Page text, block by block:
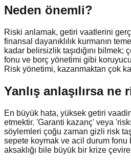
Neden önemli?
Riski anlamak, getiri vaatlerini
finansal dayanıklılık kurmanın
kadar belirsizlik taşıdığını
fonu ve borç yönetimi gibi koruyucu
Risk yönetimi, kazanmaktan çok
Yanlış anlaşılırsa ne
En büyük hata, yüksek getiri
etmektir. 'Garanti kazanç' veya
söylemleri çoğu zaman gizli risk
sepete koymak ve acil durum
aksaklığı bile büyük bir krize